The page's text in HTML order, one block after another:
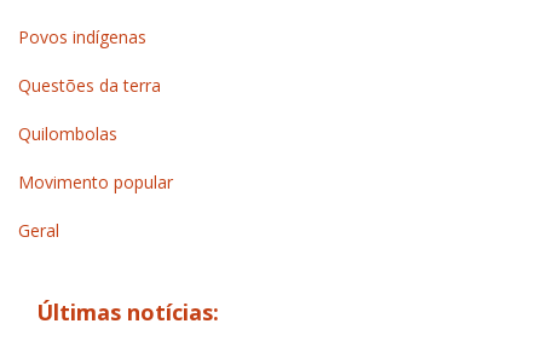
Povos indígenas
Questões da terra
Quilombolas
Movimento popular
Geral
Últimas notícias: